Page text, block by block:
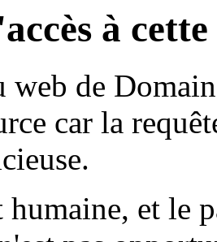
à
web de
car la
humaine, et le